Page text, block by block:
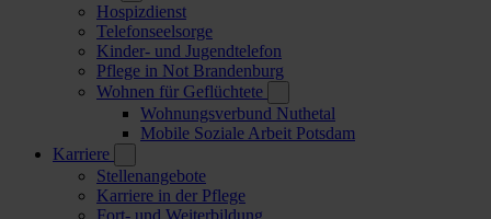
Hospizdienst
Telefonseelsorge
Kinder- und Jugendtelefon
Pflege in Not Brandenburg
Wohnen für Geflüchtete
Wohnungsverbund Nuthetal
Mobile Soziale Arbeit Potsdam
Karriere
Stellenangebote
Karriere in der Pflege
Fort- und Weiterbildung